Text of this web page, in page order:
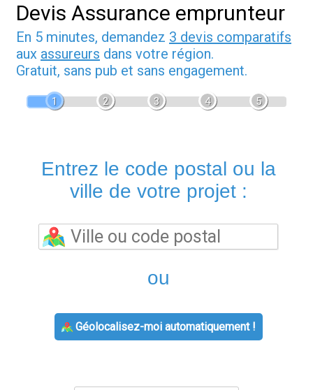
Devis Assurance emprunteur
En 5 minutes, demandez 3 devis comparatifs
aux assureurs dans votre région.
Gratuit, sans pub et sans engagement.
1 2 3 4 5
Entrez le code postal ou la
ville de votre projet :
ou
Géolocalisez-moi automatiquement !